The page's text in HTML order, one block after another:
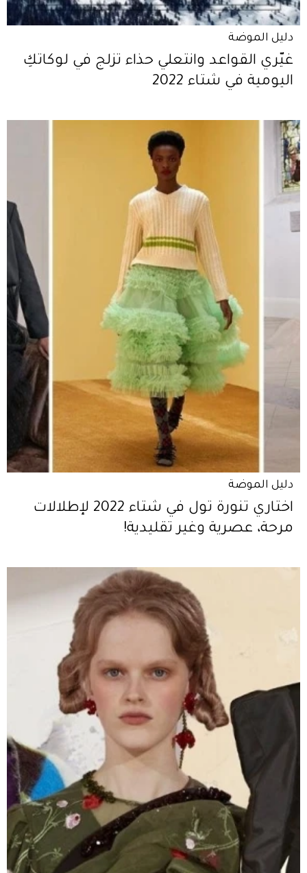
دليل الموضة
غيّري القواعد وانتعلي حذاء تزلج في لوكاتكِ
اليومية في شتاء 2022
دليل الموضة
اختاري تنورة تول في شتاء 2022 لإطلالات
مرحة، عصرية وغير تقليدية!